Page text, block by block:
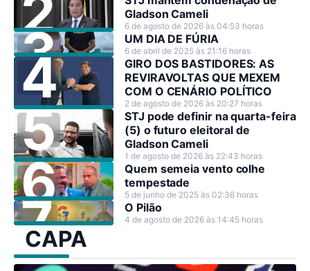
Gladson Cameli
6 de agosto de 2026 às 04:53 horas
UM DIA DE FÚRIA
6 de abril de 2025 às 21:16 horas
GIRO DOS BASTIDORES: AS
REVIRAVOLTAS QUE MEXEM
COM O CENÁRIO POLÍTICO
2 de agosto de 2026 às 20:27 horas
STJ pode definir na quarta-feira
(5) o futuro eleitoral de
Gladson Cameli
1 de agosto de 2026 às 22:43 horas
Quem semeia vento colhe
tempestade
5 de junho de 2025 às 02:36 horas
O Pilão
4 de agosto de 2026 às 14:45 horas
CAPA